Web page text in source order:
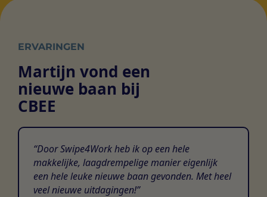
ERVARINGEN
Martijn vond een
nieuwe baan bij
CBEE
Door Swipe4Work heb ik op een hele
makkelijke, laagdrempelige manier eigenlijk
een hele leuke nieuwe baan gevonden. Met heel
veel nieuwe uitdagingen!